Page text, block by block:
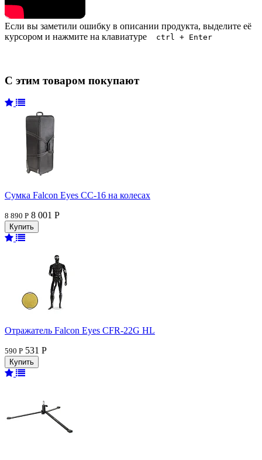
Если вы заметили ошибку в описании продукта, выделите её
курсором и нажмите на клавиатуре
ctrl + Enter
С этим товаром покупают
Сумка Falcon Eyes CC-16 на колесах
8 890 Р 8 001 Р
Отражатель Falcon Eyes CFR-22G HL
590 Р 531 Р